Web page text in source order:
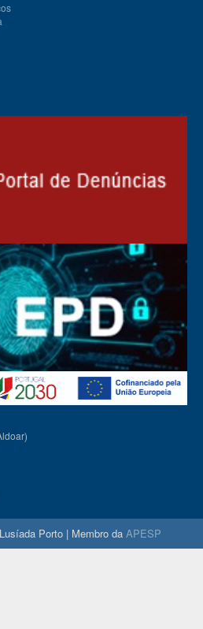
Porto | Membro da APESP